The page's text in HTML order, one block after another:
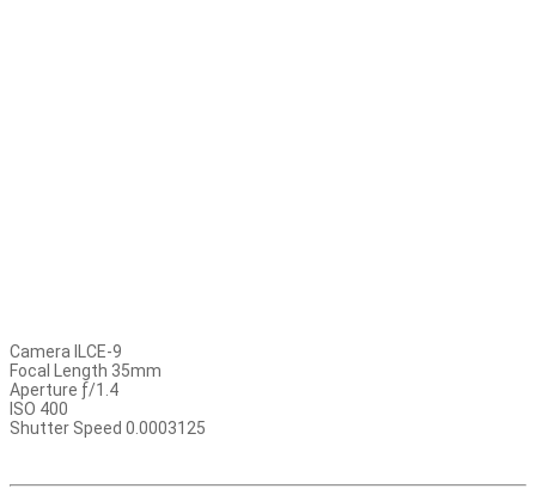
Camera ILCE-9
Focal Length 35mm
Aperture ƒ/1.4
ISO 400
Shutter Speed 0.0003125